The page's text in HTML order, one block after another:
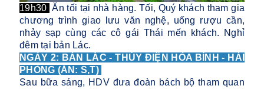
19h30 Ăn tối tại nhà hàng. Tối, Quý khách tham gia
chương trình giao lưu văn nghệ, uống rượu cần,
nhảy sạp cùng các cô gái Thái mến khách. Nghỉ
đêm tại bản Lác.
NGÀY 2: BẢN LÁC - THỦY ĐIỆN HÒA BÌNH - HẢI
PHÒNG (ĂN: S,T)
Sau bữa sáng, HDV đưa đoàn bách bộ tham quan